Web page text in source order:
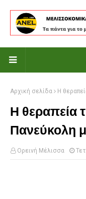
Αρχική σελίδα Η
Η θεραπεία
Πανεύκολη
Ορεινή Μέλισσα